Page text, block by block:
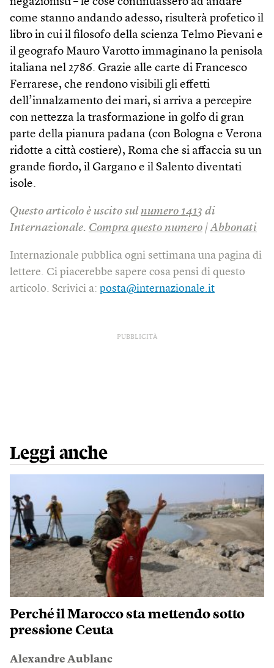
come stanno andando adesso, risulterà profetico il
libro in cui il filosofo della scienza Telmo Pievani e
il geografo Mauro Varotto immaginano la penisola
italiana nel 2786. Grazie alle carte di Francesco
Ferrarese, che rendono visibili gli effetti
dell’innalzamento dei mari, si arriva a percepire
con nettezza la trasformazione in golfo di gran
parte della pianura padana (con Bologna e Verona
ridotte a città costiere), Roma che si affaccia su un
grande fiordo, il Gargano e il Salento diventati
isole.
Questo articolo è uscito sul numero 1413 di
Internazionale. Compra questo numero |Abbonati
Internazionale pubblica ogni settimana una pagina di
lettere. Ci piacerebbe sapere cosa pensi di questo
articolo. Scrivici a: posta@internazionale.it
PUBBLICITÀ
Leggi anche
Perché il Marocco sta mettendo sotto
pressione Ceuta
Alexandre Aublanc